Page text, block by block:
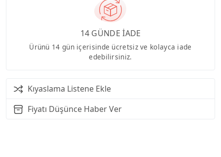
14 GÜNDE İADE
Ürünü 14 gün içerisinde ücretsiz ve kolayca iade
edebilirsiniz.
Kıyaslama Listene Ekle
Fiyatı Düşünce Haber Ver